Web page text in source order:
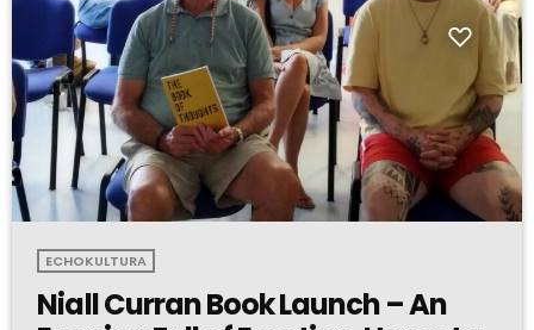
ECHOKULTURA
Niall Curran Book Launch – An